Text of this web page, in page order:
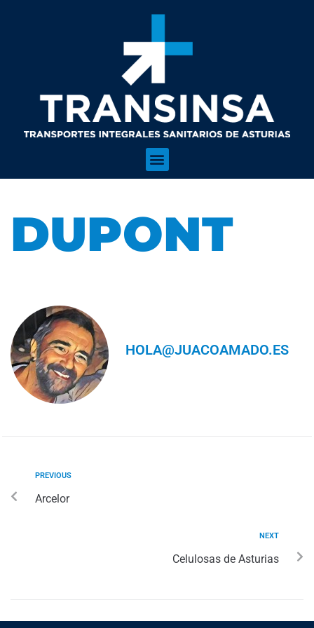
DUPONT
HOLA@JUACOAMADO.ES
PREVIOUS
Arcelor
NEXT
Celulosas de Asturias